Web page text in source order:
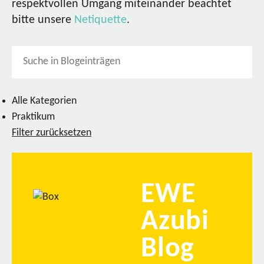
respektvollen Umgang miteinander beachtet
bitte unsere Netiquette.
Alle Kategorien
Praktikum
Filter zurücksetzen
EWE
Azubi
Blog